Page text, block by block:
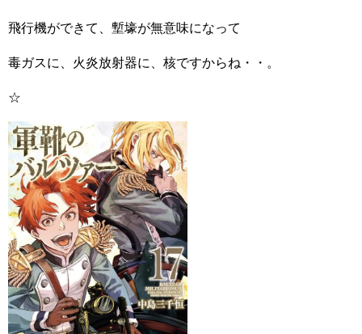
飛行機ができて、塹壕が無意味になって
毒ガスに、火炎放射器に、核ですからね・・。
☆